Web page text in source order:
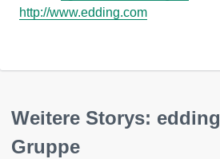
http://www.edding.com
Weitere Storys: edding
Gruppe